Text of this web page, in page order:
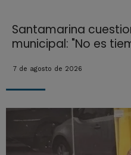
Santamarina
municipal: "No es
7 de agosto de 2026